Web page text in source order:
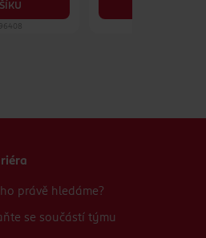
právě hledáme?
se součástí týmu